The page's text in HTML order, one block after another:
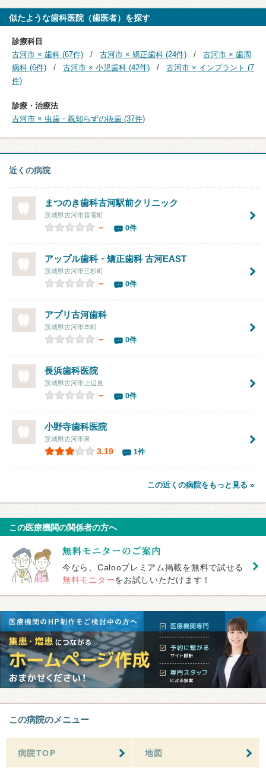
似たような歯科医院（歯医者）を探す
診療科目
古河市 × 歯科 (67件)
古河市 × 矯正歯科 (24件)
古河市 × 歯周
病科 (6件)
古河市 × 小児歯科 (42件)
古河市 × インプラント (7
件)
診療・治療法
古河市 × 虫歯・親知らずの抜歯 (37件)
近くの病院
まつのき歯科古河駅前クリニック
茨城県古河市雷電町
－ 0件
アップル歯科・矯正歯科 古河EAST
茨城県古河市三杉町
－ 0件
アプリ古河歯科
茨城県古河市本町
－ 0件
長浜歯科医院
茨城県古河市上辺見
－ 0件
小野寺歯科医院
茨城県古河市東
3.19 1件
この近くの病院をもっと見る »
この医療機関の関係者の方へ
今なら、Calooプレミアム掲載を無料で試せる
無料モニターをお試しいただけます！
この病院のメニュー
病院TOP 地図